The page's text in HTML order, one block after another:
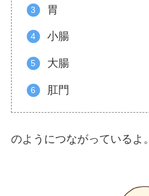
胃
小腸
大腸
肛門
のようにつながっているよ。